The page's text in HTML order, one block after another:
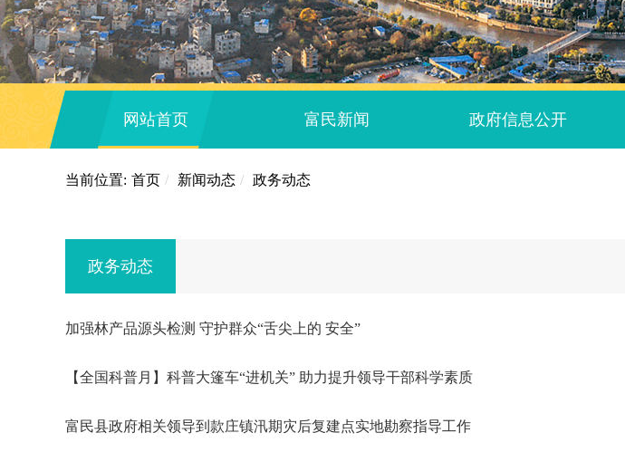
网站首页 富民新闻 政府信息公开
当前位置: 首页 / 新闻动态 / 政务动态
政务动态
加强林产品源头检测 守护群众“舌尖上的 安全”
【全国科普月】科普大篷车“进机关” 助力提升领导干部科学素质
富民县政府相关领导到款庄镇汛期灾后复建点实地勘察指导工作